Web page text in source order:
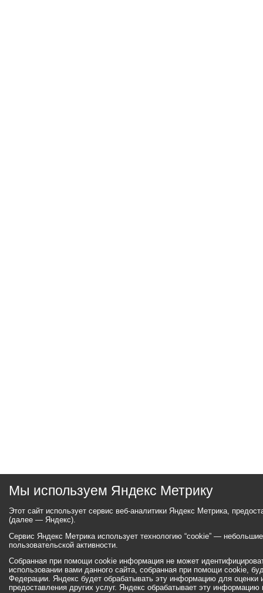
Мы используем Яндекс Метрику
Этот сайт использует сервис веб-аналитики Яндекс Метрика,
(далее — Яндекс).
Сервис Яндекс Метрика использует технологию “cookie” —
пользовательской активности.
Собранная при помощи cookie информация не может
использовании вами данного сайта, собранная при помощи cookie,
Федерации. Яндекс будет обрабатывать эту информацию для оценки
предоставления других услуг. Яндекс обрабатывает эту